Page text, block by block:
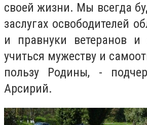
своей жизни. Мы всегда
заслугах освободителей
и правнуки ветеранов и
учиться мужеству и
пользу Родины, -
Арсирий.